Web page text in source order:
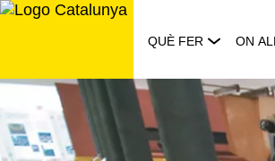
Saltar
QUÈ FER ON